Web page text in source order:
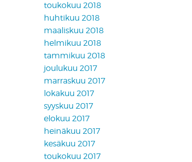
toukokuu 2018
huhtikuu 2018
maaliskuu 2018
helmikuu 2018
tammikuu 2018
joulukuu 2017
marraskuu 2017
lokakuu 2017
syyskuu 2017
elokuu 2017
heinäkuu 2017
kesäkuu 2017
toukokuu 2017